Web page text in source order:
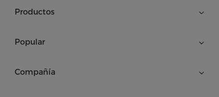
Productos
Popular
Compañía